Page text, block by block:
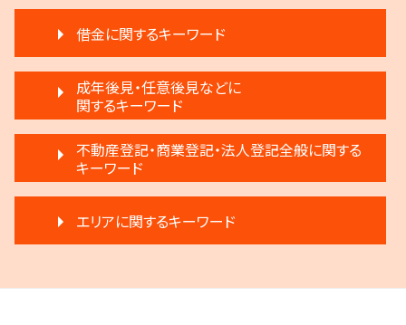
生前贈与 注意点
相続放棄 デメリット
公正証書遺言 証人
遺産分割 調停
生前贈与 注意
遺言 執行 期限
相続人申告登記 デメリット
相続 弁護士
相続 分割協議書
相続 弁護士費用
相続 遺留分 割合
遺産分割 弁護士 メリット
家賃 滞納 引越し
家賃 滞納 対応
不動産 生前贈与
賃料増額 調停申立書
不動産 売買
不動産 明け渡し請求
退去 立会い トラブル
家賃 滞納 法的措置
不動産 売る
不動産 明け渡し 期間
滞納 家賃
家賃 滞納 分割 支払い
調停離婚 弁護士
離婚 相手が拒否
離婚 子供 戸籍
離婚 円満
離婚裁判 何年かかる
離婚 応じない
離婚 不受理届
モラハラ 離婚したい
離婚 話し合い
借金に関するキーワード
借金返済
民事再生法とは 法人
民事再生と破産 違い
個人再生 デメリット
破産 弁護士
任意整理 不動産
民事再生法 個人
破産 倒産 違い
成年後見・任意後見などに
関するキーワード
任意後見制度 権利
成年後見 弁護士
成年後見制度 手続き
家族信託 できること
任意後見制度 義務
不動産登記・商業登記・法人登記全般に関する
キーワード
不動産登記
法人登記 マンション
不動産登記 義務化
エリアに関するキーワード
三鷹市 不動産トラブル